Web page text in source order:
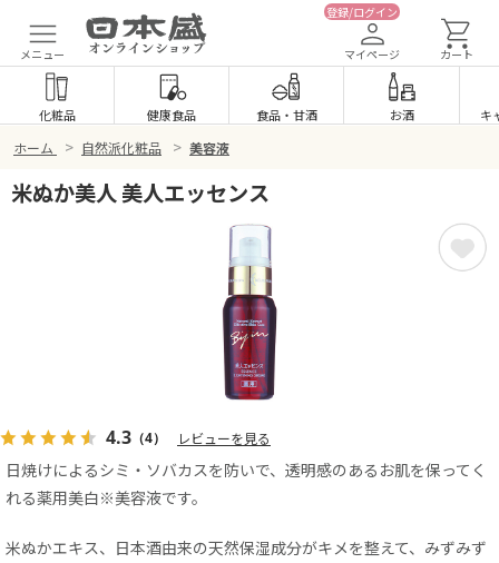
メニュー
登録/ログイン
マイページ カート
化粧品 健康食品 食品・ 甘酒 お酒 キ
ホーム > 自然派化粧品 > 美容液
米ぬか美人 美人エッセンス
4.3 （4） レビューを見る
日焼けによるシミ・ソバカスを防いで、透明感のあるお肌を保ってく
れる薬用美白※美容液です。
米ぬかエキス、日本酒由来の天然保湿成分がキメを整えて、みずみず